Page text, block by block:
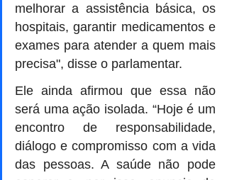
melhorar a assistência básica, os
hospitais, garantir medicamentos e
exames para atender a quem mais
precisa", disse o parlamentar.
Ele ainda afirmou que essa não
será uma ação isolada. “Hoje é um
encontro de responsabilidade,
diálogo e compromisso com a vida
das pessoas. A saúde não pode